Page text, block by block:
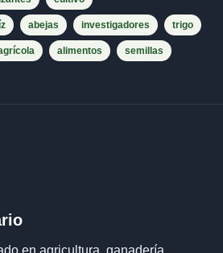
abejas investigadores trigo
alimentos semillas
en agricultura, ganadería,